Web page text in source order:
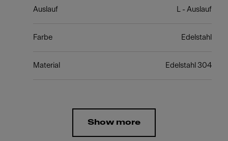
Auslauf L - Auslauf
Farbe Edelstahl
Material Edelstahl 304
Show more